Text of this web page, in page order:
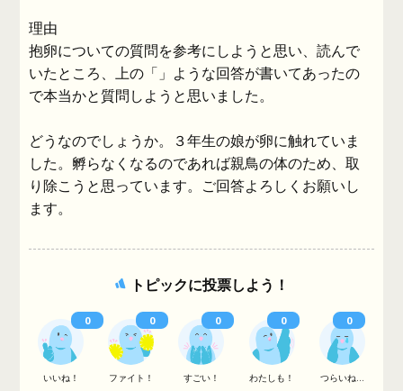
理由
抱卵についての質問を参考にしようと思い、読んで
いたところ、上の「」ような回答が書いてあったの
で本当かと質問しようと思いました。
どうなのでしょうか。３年生の娘が卵に触れていま
した。孵らなくなるのであれば親鳥の体のため、取
り除こうと思っています。ご回答よろしくお願いし
ます。
トピックに投票しよう！
いいね！ ファイト！ すごい！ わたしも！ つらいね...
0 0 0 0 0